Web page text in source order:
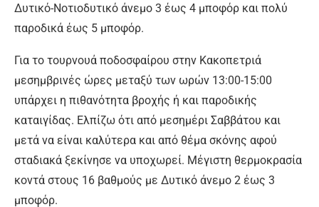
Δυτικό-Νοτιοδυτικό άνεμο 3 έως 4 μποφόρ και πολύ
παροδικά έως 5 μποφόρ.
Για το τουρνουά ποδοσφαίρου στην Κακοπετριά
μεσημβρινές ώρες μεταξύ των ωρών 13:00-15:00
υπάρχει η πιθανότητα βροχής ή και παροδικής
καταιγίδας. Ελπίζω ότι από μεσημέρι Σαββάτου και
μετά να είναι καλύτερα και από θέμα σκόνης αφού
σταδιακά ξεκίνησε να υποχωρεί. Μέγιστη θερμοκρασία
κοντά στους 16 βαθμούς με Δυτικό άνεμο 2 έως 3
μποφόρ.